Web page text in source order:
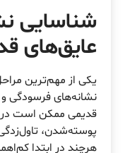
شناسایی
عایق‌های
یکی از مهم‌ترین
نشانه‌های فرسودگی
قدیمی ممکن است در
پوسته‌شدن،
هرچند در ابتدا